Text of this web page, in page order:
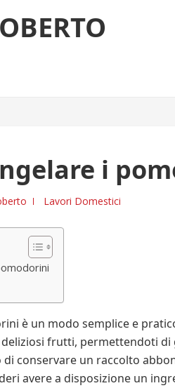
i
Lavori Domestici
è un modo semplice e
frutti, permettendoti
di conservare un raccolto
avere a disposizione un